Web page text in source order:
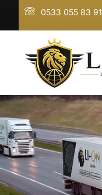
0533 055 83 91